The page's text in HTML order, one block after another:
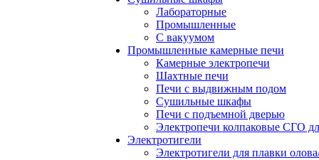
Лабораторные
Промышленные
С вакуумом
Промышленные камерные печи
Камерные электропечи
Шахтные печи
Печи с выдвижным подом
Сушильные шкафы
Печи с подъемной дверью
Электропечи колпаковые СГО
Электротигели
Электротигели для плавки